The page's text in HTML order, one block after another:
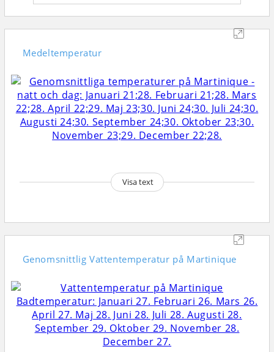
Medeltemperatur
Visa text
Genomsnittlig Vattentemperatur på Martinique